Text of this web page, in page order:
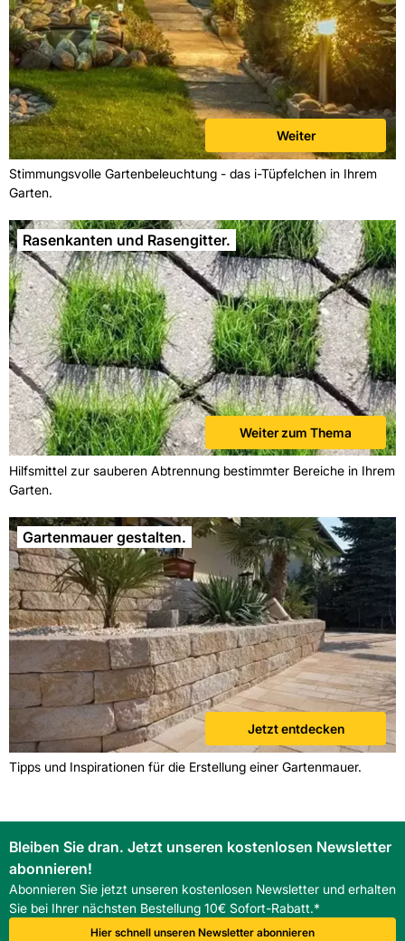
Weiter
Stimmungsvolle Gartenbeleuchtung - das i-Tüpfelchen in Ihrem
Garten.
Rasenkanten und Rasengitter.
Weiter zum Thema
Hilfsmittel zur sauberen Abtrennung bestimmter Bereiche in Ihrem
Garten.
Gartenmauer gestalten.
Jetzt entdecken
Tipps und Inspirationen für die Erstellung einer Gartenmauer.
Bleiben Sie dran. Jetzt unseren kostenlosen Newsletter
abonnieren!
Abonnieren Sie jetzt unseren kostenlosen Newsletter und erhalten
Sie bei Ihrer nächsten Bestellung 10€ Sofort-Rabatt.*
Hier schnell unseren Newsletter abonnieren